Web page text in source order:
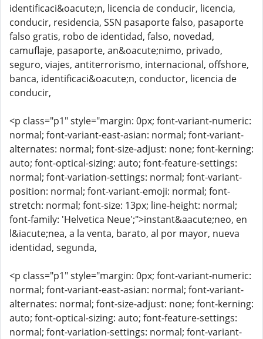
identificaci&oacute;n, licencia de conducir, licencia,
conducir, residencia, SSN pasaporte falso, pasaporte
falso gratis, robo de identidad, falso, novedad,
camuflaje, pasaporte, an&oacute;nimo, privado,
seguro, viajes, antiterrorismo, internacional, offshore,
banca, identificaci&oacute;n, conductor, licencia de
conducir,
<p class="p1" style="margin: 0px; font-variant-numeric:
normal; font-variant-east-asian: normal; font-variant-
alternates: normal; font-size-adjust: none; font-kerning:
auto; font-optical-sizing: auto; font-feature-settings:
normal; font-variation-settings: normal; font-variant-
position: normal; font-variant-emoji: normal; font-
stretch: normal; font-size: 13px; line-height: normal;
font-family: 'Helvetica Neue';">instant&aacute;neo, en
l&iacute;nea, a la venta, barato, al por mayor, nueva
identidad, segunda,
<p class="p1" style="margin: 0px; font-variant-numeric:
normal; font-variant-east-asian: normal; font-variant-
alternates: normal; font-size-adjust: none; font-kerning:
auto; font-optical-sizing: auto; font-feature-settings:
normal; font-variation-settings: normal; font-variant-